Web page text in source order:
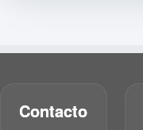
Contacto